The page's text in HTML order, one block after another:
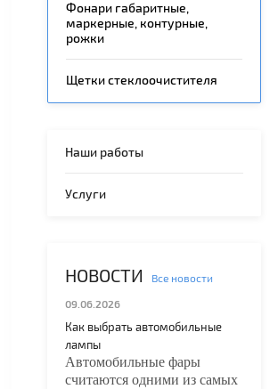
Фонари габаритные,
маркерные, контурные,
рожки
Щетки стеклоочистителя
Наши работы
Услуги
НОВОСТИ
Все новости
09.06.2026
Как выбрать автомобильные
лампы
Автомобильные фары
считаются одними из самых